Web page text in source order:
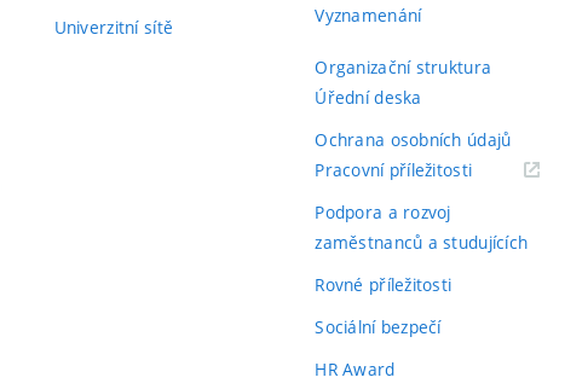
Univerzitní sítě
Vyznamenání
Organizační struktura
Úřední deska
Ochrana osobních údajů
Pracovní příležitosti(externí
Podpora a rozvoj
zaměstnanců a studujících
Rovné příležitosti
Sociální bezpečí
HR Award